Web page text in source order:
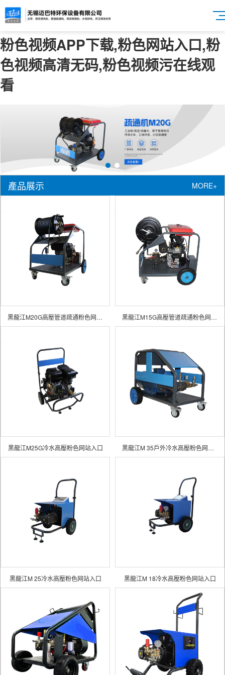
粉色视频APP下载,粉色网站入口,粉
色视频高清无码,粉色视频污在线观
看
產品展示 MORE+
黑龍江M20G高壓管道疏通粉色网站入口 黑龍江M15G高壓管道疏通粉色网站入口
黑龍江M25G冷水高壓粉色网站入口 黑龍江M 35戶外冷水高壓粉色网站入口
黑龍江M 25冷水高壓粉色网站入口 黑龍江M 18冷水高壓粉色网站入口